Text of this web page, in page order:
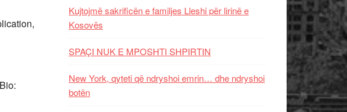
Kujtojmë sakrificën e familjes Lleshi për lirinë e
Kosovës
SPAÇI NUK E MPOSHTI SHPIRTIN
New York, qyteti që ndryshoi emrin… dhe ndryshoi
botën